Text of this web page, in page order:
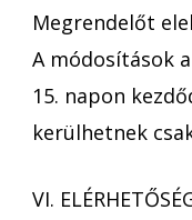
Megrendelőt
A módosítások
15. napon
kerülhetnek
VI.